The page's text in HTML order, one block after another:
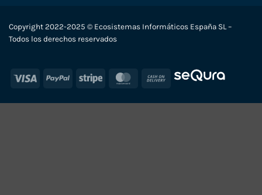
Copyright 2022-2025 © Ecosistemas Informáticos España SL –
Todos los derechos reservados
Visa PayPal Stripe MasterCard
Cash